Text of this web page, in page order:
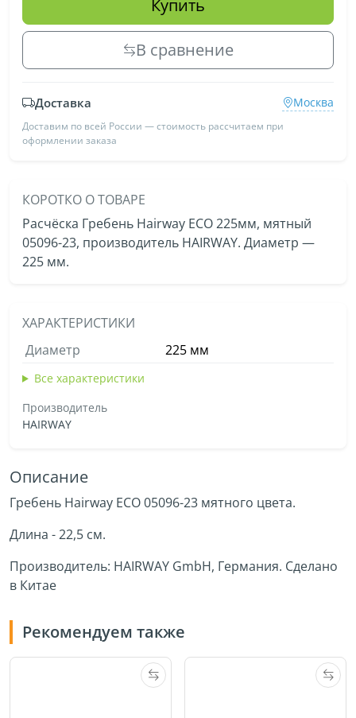
Купить
В сравнение
Доставка Москва
Доставим по всей России — стоимость рассчитаем при
оформлении заказа
КОРОТКО О ТОВАРЕ
Расчёска Гребень Hairway ECO 225мм, мятный
05096-23, производитель HAIRWAY. Диаметр —
225 мм.
ХАРАКТЕРИСТИКИ
Диаметр
225 мм
Все характеристики
Производитель
HAIRWAY
Описание
Гребень Hairway ECO 05096-23 мятного цвета.
Длина - 22,5 см.
Производитель: HAIRWAY GmbH, Германия. Сделано
в Китае
Рекомендуем также